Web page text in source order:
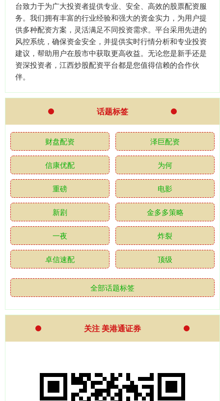
台致力于为广大投资者提供专业、安全、高效的股票配资服
务。我们拥有丰富的行业经验和强大的资金实力，为用户提
供多种配资方案，灵活满足不同投资需求。平台采用先进的
风控系统，确保资金安全，并提供实时行情分析和专业投资
建议，帮助用户在股市中获取更高收益。无论您是新手还是
资深投资者，江西炒股配资平台都是您值得信赖的合作伙
伴。
话题标签
财盘配资 泽巨配资
信康优配 为何
重磅 电影
新剧 金多多策略
一夜 炸裂
卓信速配 顶级
全部话题标签
关注 美港通证券